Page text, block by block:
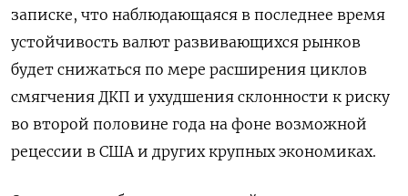
записке, что наблюдающаяся в последнее время
устойчивость валют развивающихся рынков
будет снижаться по мере расширения циклов
смягчения ДКП и ухудшения склонности к риску
во второй половине года на фоне возможной
рецессии в США и других крупных экономиках.